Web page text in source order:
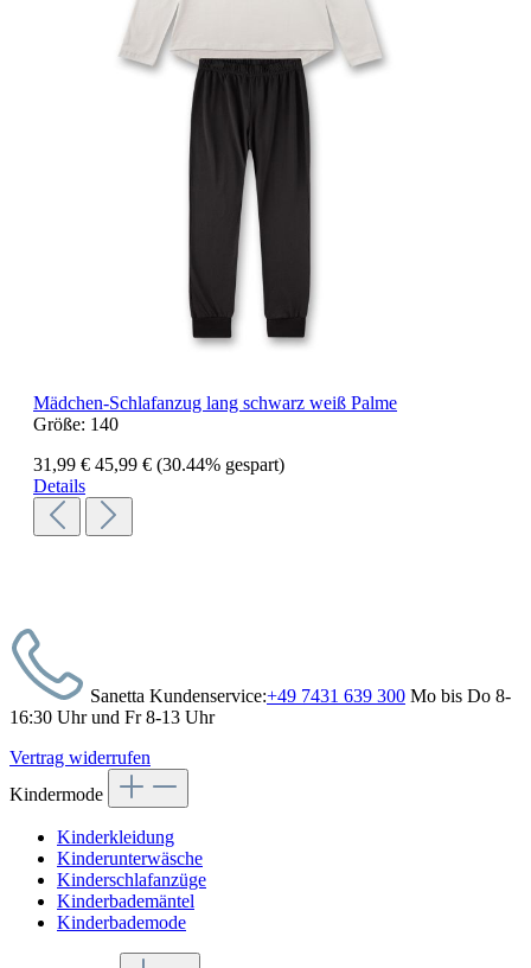
Mädchen-Schlafanzug lang schwarz weiß Palme
Größe: 140
31,99 € 45,99 € (30.44% gespart)
Details
Sanetta Kundenservice:+49 7431 639 300 Mo bis Do 8-
16:30 Uhr und Fr 8-13 Uhr
Vertrag widerrufen
Kindermode
Kinderkleidung
Kinderunterwäsche
Kinderschlafanzüge
Kinderbademäntel
Kinderbademode